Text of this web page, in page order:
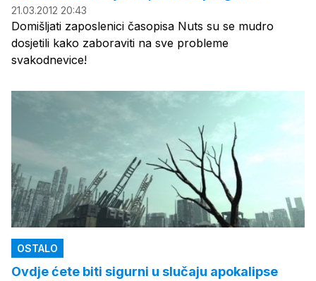
21.03.2012 20:43
Domišljati zaposlenici časopisa Nuts su se mudro
dosjetili kako zaboraviti na sve probleme
svakodnevice!
OSTALO
Ovdje ćete biti sigurni u slučaju apokalipse